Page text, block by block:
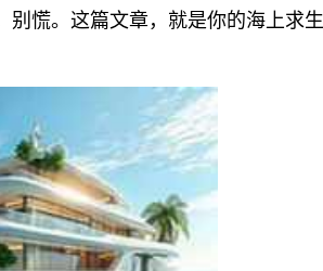
别慌。这篇文章，就是你的海上求